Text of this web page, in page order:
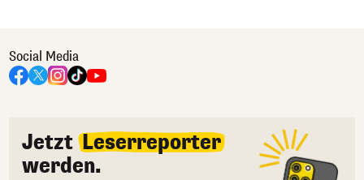
Social Media
Jetzt Leserreporter
werden.